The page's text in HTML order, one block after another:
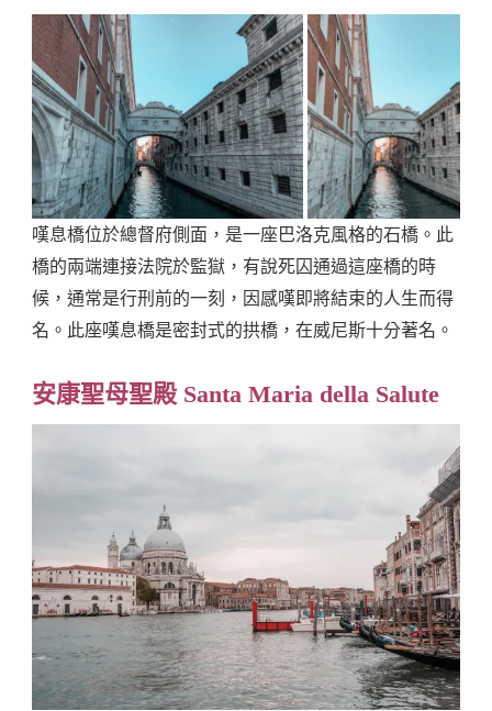
嘆息橋位於總督府側面，是一座巴洛克風格的石橋。此
橋的兩端連接法院於監獄，有說死囚通過這座橋的時
候，通常是行刑前的一刻，因感嘆即將結束的人生而得
名。此座嘆息橋是密封式的拱橋，在威尼斯十分著名。
安康聖母聖殿 Santa Maria della Salute